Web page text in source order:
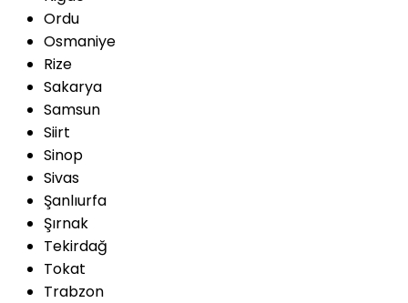
Ordu
Osmaniye
Rize
Sakarya
Samsun
Siirt
Sinop
Sivas
Şanlıurfa
Şırnak
Tekirdağ
Tokat
Trabzon